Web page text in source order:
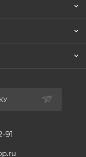
91